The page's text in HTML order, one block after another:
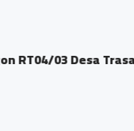
Dsn. Sengon RT04/03